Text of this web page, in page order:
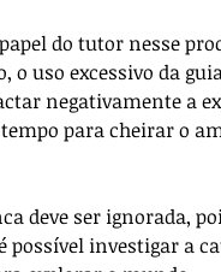
do tutor nesse
uso excessivo da
negativamente a
para cheirar o
deve ser ignorada,
possível investigar a